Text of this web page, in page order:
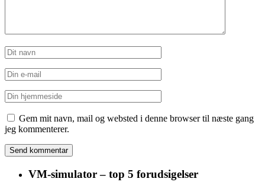
Gem mit navn, mail og websted i denne browser til næste gang
jeg kommenterer.
VM-simulator – top 5 forudsigelser